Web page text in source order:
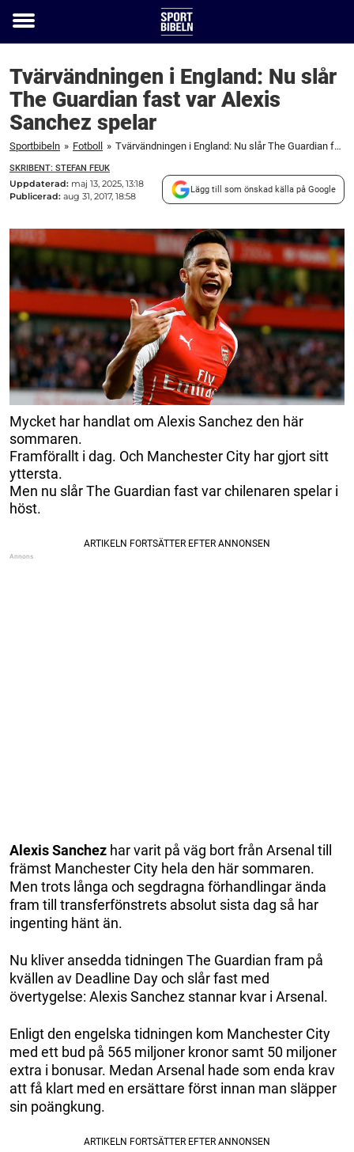
Toggle
Tvärvändningen i England: Nu slår
The Guardian fast var Alexis
Sanchez spelar
Sportbibeln » Fotboll » Tvärvändningen i England: Nu slår The Guardian fast var Alexis Sanchez spelar
SKRIBENT: STEFAN FEUK
Uppdaterad: maj 13, 2025, 13:18
Publicerad: aug 31, 2017, 18:58
Lägg till som önskad källa på Google
Mycket har handlat om Alexis Sanchez den här
sommaren.
Framförallt i dag. Och Manchester City har gjort sitt
yttersta.
Men nu slår The Guardian fast var chilenaren spelar i
höst.
Alexis Sanchez har varit på väg bort från Arsenal till
främst Manchester City hela den här sommaren.
Men trots långa och segdragna förhandlingar ända
fram till transferfönstrets absolut sista dag så har
ingenting hänt än.
Nu kliver ansedda tidningen The Guardian fram på
kvällen av Deadline Day och slår fast med
övertygelse: Alexis Sanchez stannar kvar i Arsenal.
Enligt den engelska tidningen kom Manchester City
med ett bud på 565 miljoner kronor samt 50 miljoner
extra i bonusar. Medan Arsenal hade som enda krav
att få klart med en ersättare först innan man släpper
sin poängkung.